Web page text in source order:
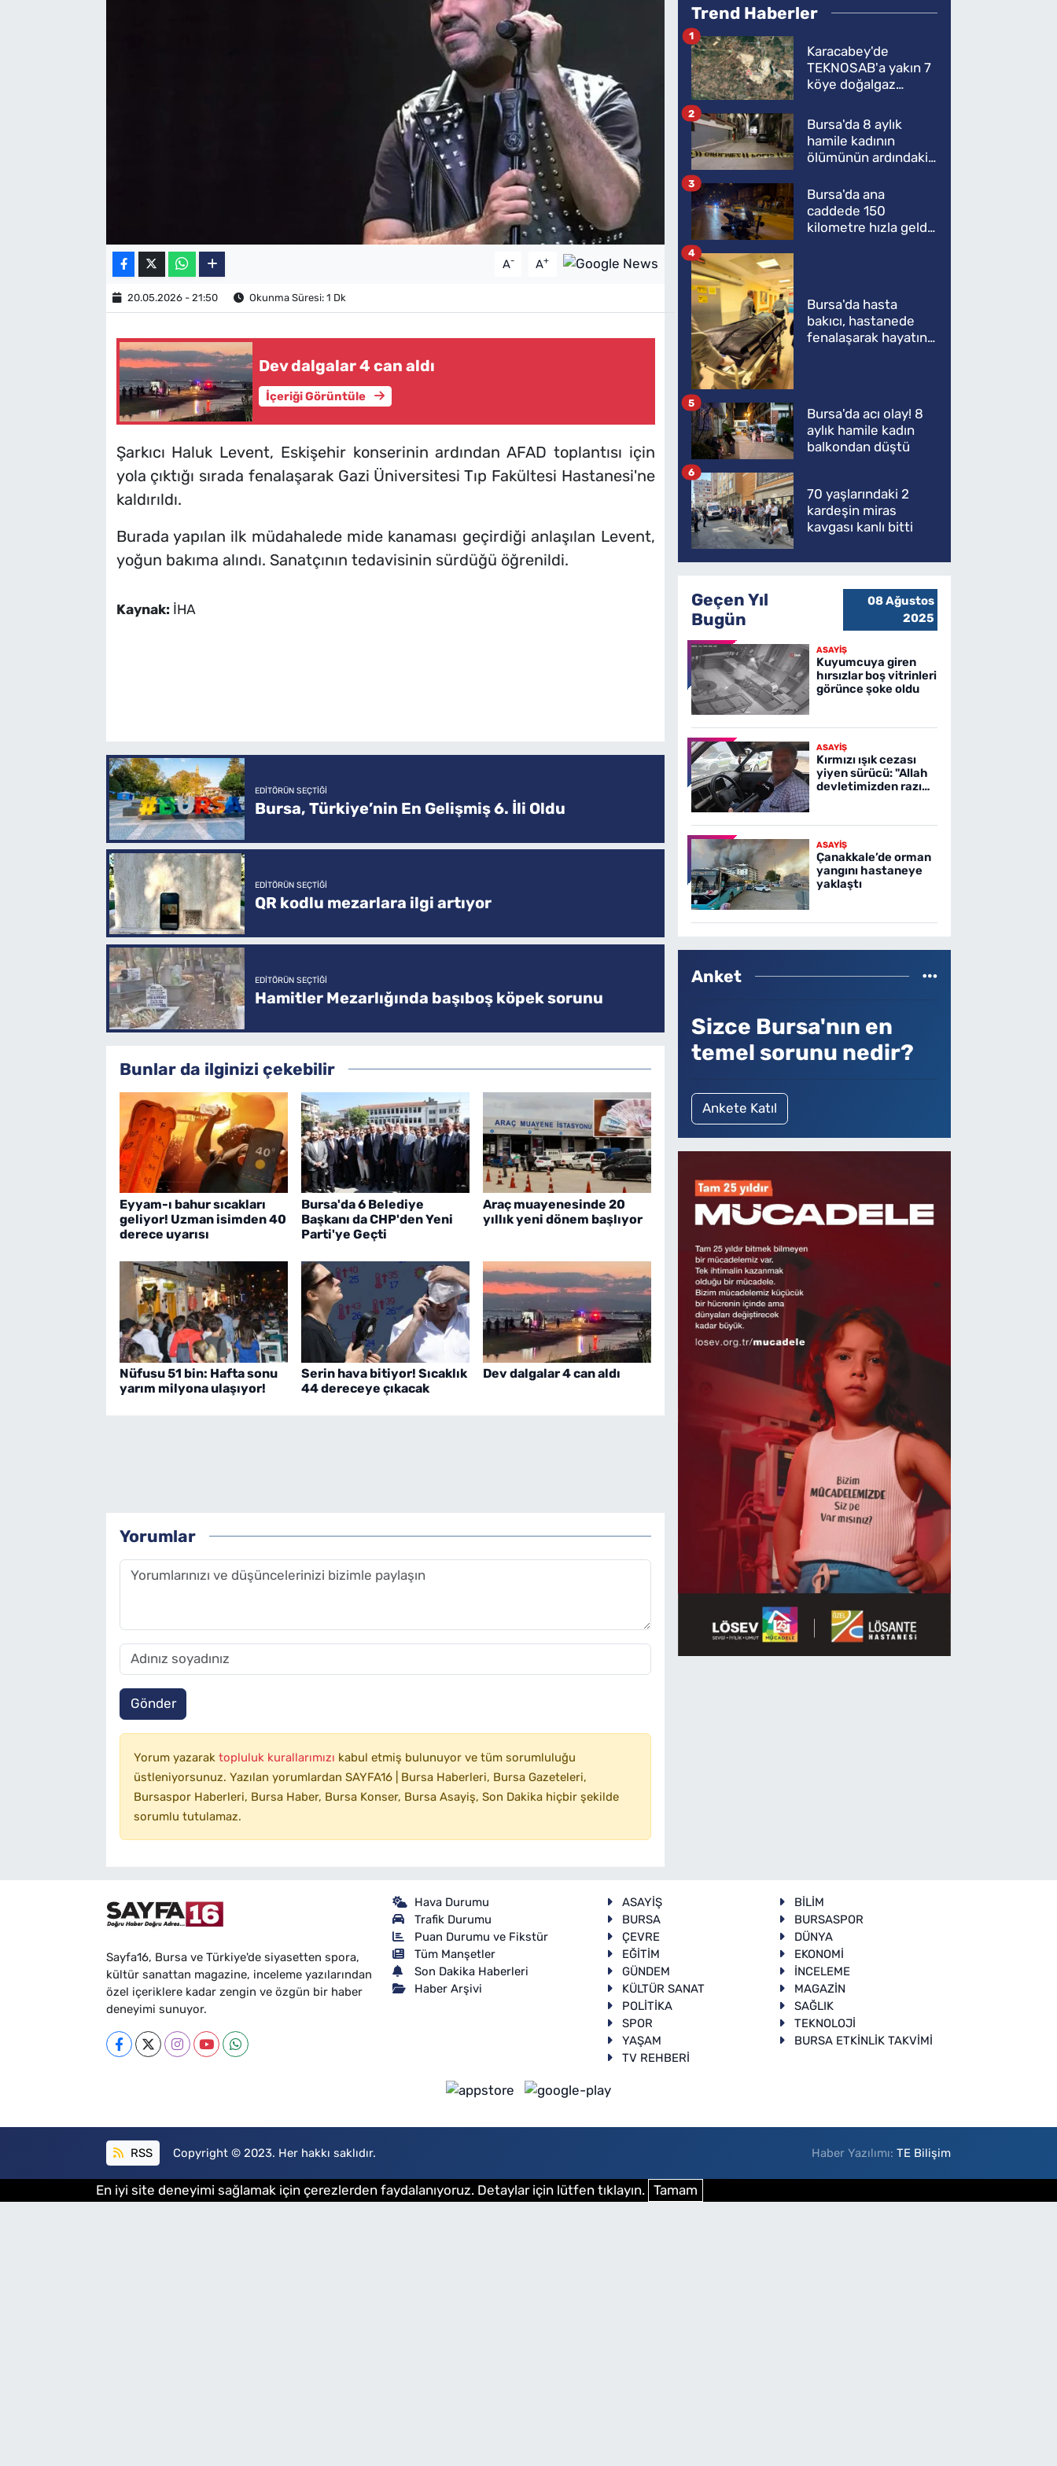
A- A+
20.05.2026 - 21:50 Okunma Süresi: 1 Dk
Dev dalgalar 4 can aldı
İçeriği Görüntüle
Şarkıcı Haluk Levent, Eskişehir konserinin ardından AFAD toplantısı için
yola çıktığı sırada fenalaşarak Gazi Üniversitesi Tıp Fakültesi Hastanesi'ne
kaldırıldı.
Burada yapılan ilk müdahalede mide kanaması geçirdiği anlaşılan Levent,
yoğun bakıma alındı. Sanatçının tedavisinin sürdüğü öğrenildi.
Kaynak: İHA
EDITÖRÜN SEÇTIĞI
Bursa, Türkiye’nin En Gelişmiş 6. İli Oldu
EDITÖRÜN SEÇTIĞI
QR kodlu mezarlara ilgi artıyor
EDITÖRÜN SEÇTIĞI
Hamitler Mezarlığında başıboş köpek sorunu
Bunlar da ilginizi çekebilir
Eyyam-ı bahur sıcakları
geliyor! Uzman isimden 40
derece uyarısı
Bursa'da 6 Belediye
Başkanı da CHP'den Yeni
Parti'ye Geçti
Araç muayenesinde 20
yıllık yeni dönem başlıyor
Nüfusu 51 bin: Hafta sonu
yarım milyona ulaşıyor!
Serin hava bitiyor! Sıcaklık
44 dereceye çıkacak
Dev dalgalar 4 can aldı
Yorumlar
Gönder
Yorum yazarak topluluk kurallarımızı kabul etmiş bulunuyor ve tüm sorumluluğu
üstleniyorsunuz. Yazılan yorumlardan SAYFA16 | Bursa Haberleri, Bursa Gazeteleri,
Bursaspor Haberleri, Bursa Haber, Bursa Konser, Bursa Asayiş, Son Dakika hiçbir şekilde
sorumlu tutulamaz.
Trend Haberler
Karacabey'de
TEKNOSAB'a yakın 7
köye doğalgaz
1
Bursa'da 8 aylık
hamile kadının
ölümünün ardındaki
2
Bursa'da ana
caddede 150
kilometre hızla geldi,
3
Bursa'da hasta
bakıcı, hastanede
fenalaşarak hayatını
4
Bursa'da acı olay! 8
aylık hamile kadın
balkondan düştü
5
70 yaşlarındaki 2
kardeşin miras
kavgası kanlı bitti
6
Geçen Yıl
Bugün
08 Ağustos
2025
ASAYİŞ
Kuyumcuya giren
hırsızlar boş vitrinleri
görünce şoke oldu
ASAYİŞ
Kırmızı ışık cezası
yiyen sürücü: "Allah
devletimizden razı
ASAYİŞ
Çanakkale’de orman
yangını hastaneye
yaklaştı
Anket
Sizce Bursa'nın en
temel sorunu nedir?
Ankete Katıl
Sayfa16, Bursa ve Türkiye'de siyasetten spora,
kültür sanattan magazine, inceleme yazılarından
özel içeriklere kadar zengin ve özgün bir haber
deneyimi sunuyor.
Hava Durumu
Trafik Durumu
Puan Durumu ve Fikstür
Tüm Manşetler
Son Dakika Haberleri
Haber Arşivi
ASAYİŞ
BİLİM
BURSA
BURSASPOR
ÇEVRE
DÜNYA
EĞİTİM
EKONOMİ
GÜNDEM
İNCELEME
KÜLTÜR SANAT
MAGAZİN
POLİTİKA
SAĞLIK
SPOR
TEKNOLOJİ
YAŞAM
BURSA ETKİNLİK TAKVİMİ
TV REHBERİ
RSS Copyright © 2023. Her hakkı saklıdır. Haber Yazılımı:TE Bilişim
En iyi site deneyimi sağlamak için çerezlerden faydalanıyoruz. Detaylar için lütfen tıklayın. Tamam